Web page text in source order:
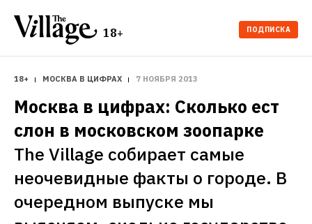
18+ ПОДПИСКА
18+ МОСКВА В ЦИФРАХ 7 НОЯБРЯ 2013
Москва в цифрах: Сколько ест
слон в московском зоопарке
The Village собирает самые
неочевидные факты о городе. В
очередном выпуске мы